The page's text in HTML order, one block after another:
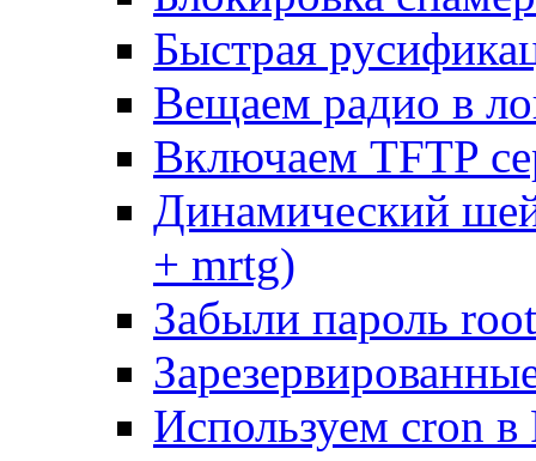
Быстрая
Вещаем радио в
Включаем TFTP
Динамический
+ mrtg)
Забыли пароль
Используем cron в